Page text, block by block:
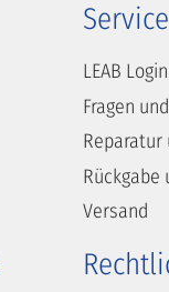
Service
LEAB Login
Fragen
Reparatur
Rückgabe
Versand